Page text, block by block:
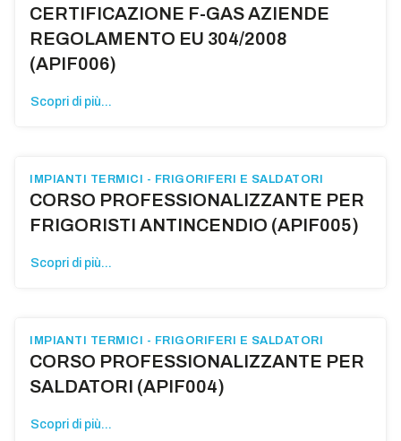
CERTIFICAZIONE F-GAS AZIENDE
REGOLAMENTO EU 304/2008
(APIF006)
Scopri di più...
IMPIANTI TERMICI - FRIGORIFERI E SALDATORI
CORSO PROFESSIONALIZZANTE PER
FRIGORISTI ANTINCENDIO (APIF005)
Scopri di più...
IMPIANTI TERMICI - FRIGORIFERI E SALDATORI
CORSO PROFESSIONALIZZANTE PER
SALDATORI (APIF004)
Scopri di più...